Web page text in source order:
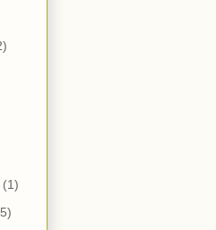
(1)